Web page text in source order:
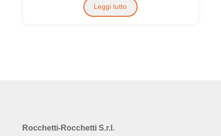
originaleattuale
Leggi tutto
Rocchetti-Rocchetti S.r.l.